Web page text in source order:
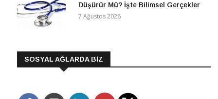
Düşürür Mü? İşte Bilimsel Gerçekler
7 Ağustos 2026
SOSYAL AĞLARDA BİZ